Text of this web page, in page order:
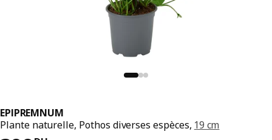
EPIPREMNUM
Plante naturelle, Pothos diverses espèces, 19 cm